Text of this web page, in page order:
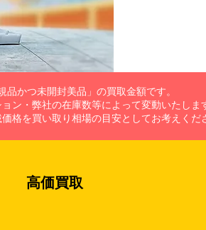
品かつ未開封美品」の買取金額です。
ン・弊社の在庫数等によって変動いたしま
格を買い取り相場の目安としてお考えくだ
高価買取